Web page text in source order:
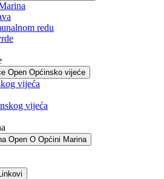
redu
Open Općinsko vijeće
vijeća
vijeća
Open O Općini Marina